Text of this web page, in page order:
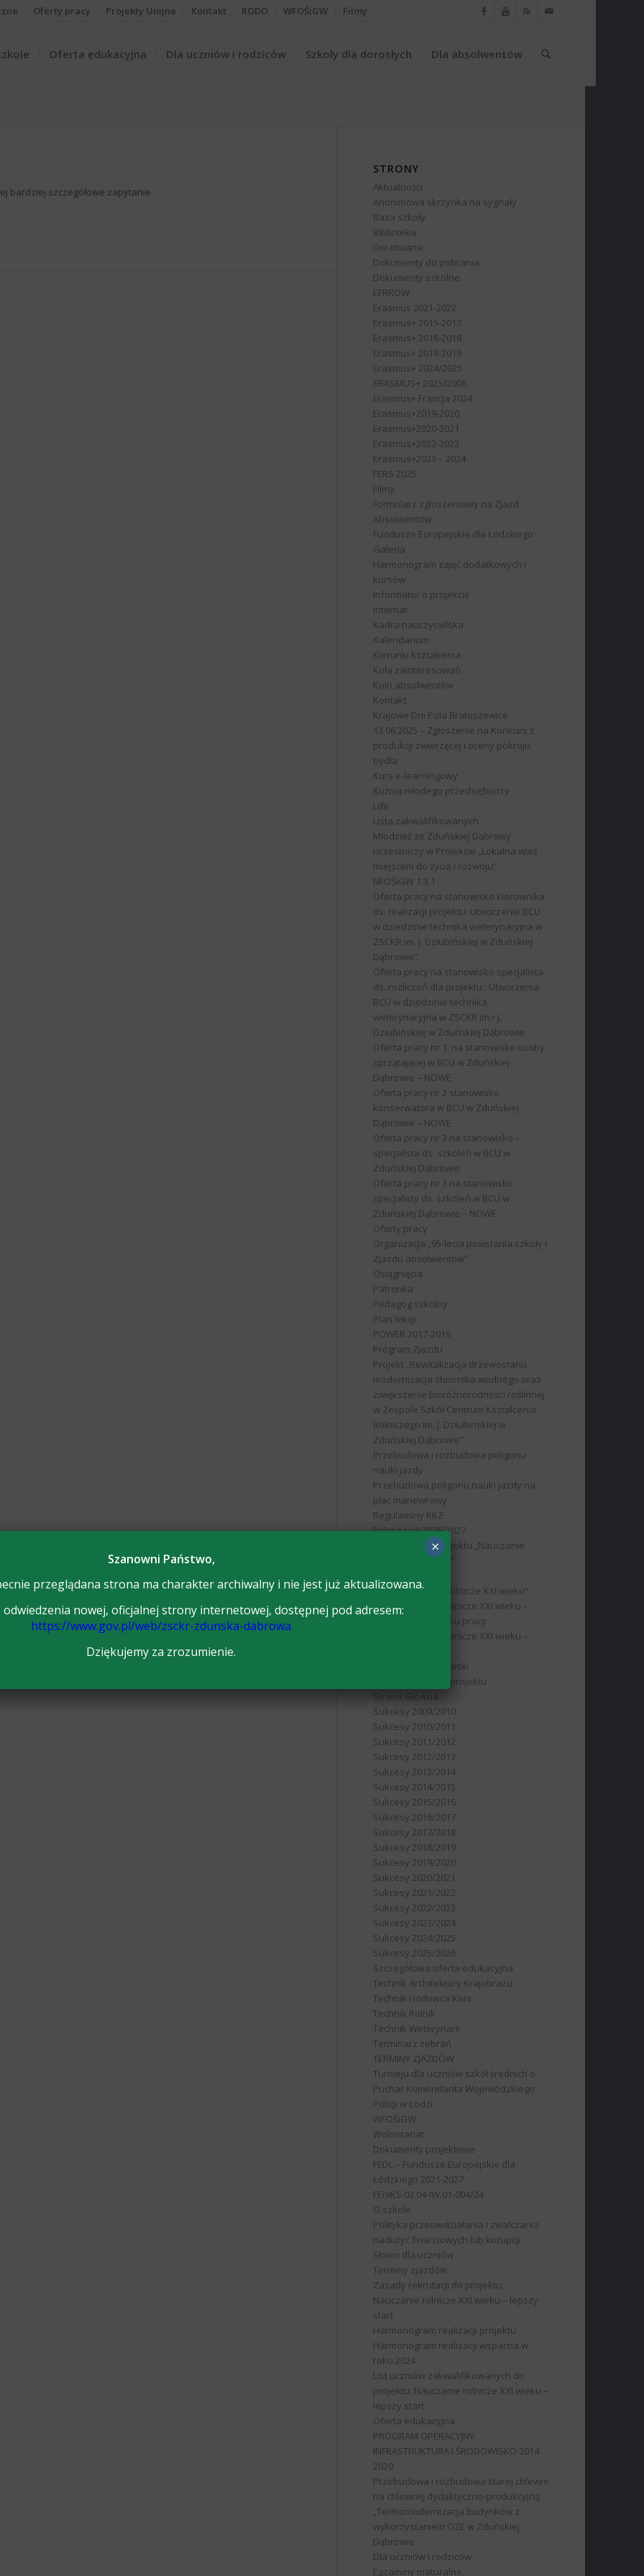
Oferty pracy Projekty Unijne Kontakt RODO WFOŚiGW Filmy
Oferta edukacyjna Dla uczniów i rodziców Szkoły dla dorosłych Dla absolwentów
bardziej szczegółowe zapytanie
STRONY
Aktualności
Anonimowa skrzynka na sygnały
Baza szkoły
Biblioteka
Dni otwarte
Dokumenty do pobrania
Dokumenty szkolne
EFRROW
Erasmus 2021-2022
Erasmus+ 2015-2017
Erasmus+ 2016-2018
Erasmus+ 2018-2019
Erasmus+ 2024/2025
ERASMUS+ 2025/2006
Erasmus+ Francja 2024
Erasmus+2019-2020
Erasmus+2020-2021
Erasmus+2022-2023
Erasmus+2023 – 2024
FERS 2025
Filmy
Formularz zgłoszeniowy na Zjazd
Absolwentów
Fundusze Europejskie dla Łódzkiego
Galeria
Harmonogram zajęć dodatkowych i
kursów
Informator o projekcie
Internat
Kadra nauczycielska
Kalendarium
Kierunki kształcenia
Koła zainteresowań
Koło absolwentów
Kontakt
Krajowe Dni Pola Bratoszewice
13.06.2025 – Zgłoszenie na Konkurs z
produkcji zwierzęcej i oceny pokroju
bydła
Kurs e-learningowy
Kuźnia młodego przedsiębiorcy
LdV
Lista zakwalifikowanych
Młodzież ze Zduńskiej Dąbrowy
uczestniczy w Projekcie „Lokalna wieś
miejscem do życia i rozwoju”
NFOŚiGW 1.3.1
Oferta pracy na stanowisko kierownika
ds. realizacji projektu: Utworzenie BCU
w dziedzinie technika weterynaryjna w
ZSCKR im. J. Dziubińskiej w Zduńskiej
Dąbrowie”
Oferta pracy na stanowisko specjalista
ds. rozliczeń dla projektu : Utworzenia
BCU w dziedzinie technika
weterynaryjna w ZSCKR im> J.
Dziubińskiej w Zduńskiej Dąbrowie
Oferta pracy nr 1. na stanowisko osoby
sprzątającej w BCU w Zduńskiej
Dąbrowie – NOWE
Oferta pracy nr 2 stanowisko
konserwatora w BCU w Zduńskiej
Dąbrowie – NOWE
Oferta pracy nr 3 na stanowisko –
specjalista ds. szkoleń w BCU w
Zduńskiej Dąbrowie
Oferta pracy nr 3 na stanowisko
specjalisty ds. szkoleń w BCU w
Zduńskiej Dąbrowie – NOWE
Oferty pracy
Organizacja „95-lecia powstania szkoły i
Zjazdu absolwentów”
Osiągnięcia
Patronka
Pedagog szkolny
Plan lekcji
POWER 2017-2019
Program Zjazdu
Projekt „Rewitalizacja drzewostanu,
modernizacja zbiornika wodnego oraz
zwiększenie bioróżnorodności roślinnej
w Zespole Szkół Centrum Kształcenia
Rolniczego im. J. Dziubińskiej w
Zduńskiej Dąbrowie”
Przebudowa i rozbudowa poligonu
nauki jazdy
Przebudowa poligonu nauki jazdy na
plac manewrowy
Regulaminy KKZ
Rekrutacja 2026/2027
Rekrutacja do projektu „Nauczanie
rolnicze XXI wieku”
RPO „Nauczanie rolnicze XXI wieku”
RPO Nauczanie rolnicze XXI wieku –
absolwent na rynku pracy
RPO Nauczanie rolnicze XXI wieku –
Samorząd Uczniowski
Stopień realizacji projektu
Strona Główna
Sukcesy 2009/2010
Sukcesy 2010/2011
Sukcesy 2011/2012
Sukcesy 2012/2013
Sukcesy 2013/2014
Sukcesy 2014/2015
Sukcesy 2015/2016
Sukcesy 2016/2017
Sukcesy 2017/2018
Sukcesy 2018/2019
Sukcesy 2019/2020
Sukcesy 2020/2021
Sukcesy 2021/2022
Sukcesy 2022/2023
Sukcesy 2023/2024
Sukcesy 2024/2025
Sukcesy 2025/2026
Szczegółowa oferta edukacyjna
Technik Architektury Krajobrazu
Technik Hodowca Koni
Technik Rolnik
Technik Weterynarii
Terminarz zebrań
TERMINY ZJAZDÓW
Turnieju dla uczniów szkół średnich o
Puchar Komendanta Wojewódzkiego
Policji w Łodzi
WFOŚiGW
Wolontariat
Dokumenty projektowe
FEDL – Fundusze Europejskie dla
Łódzkiego 2021-2027
FEnIKS.02.04-IW.01-004/24
O szkole
Polityka przeciwdziałania i zwalczania
nadużyć finansowych lub korupcji
Słowo dla uczniów
Terminy zjazdów
Zasady rekrutacji do projektu:
Nauczanie rolnicze XXI wieku – lepszy
start
Harmonogram realizacji projektu
Harmonogram realizacji wsparcia w
roku 2024
List uczniów zakwalifikowanych do
projektu: Nauczanie rolnicze XXI wieku –
lepszy start
Oferta edukacyjna
PROGRAM OPERACYJNY
INFRASTRUKTURA I ŚRODOWISKO 2014-
2020
Przebudowa i rozbudowa starej chlewni
na chlewnię dydaktyczno-produkcyjną
„Termomodernizacja budynków z
wykorzystaniem OZE w Zduńskiej
Dąbrowie
Dla uczniów i rodziców
Egzaminy maturalne
Szanowni Państwo,
przeglądana strona ma charakter archiwalny i nie jest już aktualizowana.
odwiedzenia nowej, oficjalnej strony internetowej, dostępnej pod adresem:
https://www.gov.pl/web/zsckr-zdunska-dabrowa
Dziękujemy za zrozumienie.
×